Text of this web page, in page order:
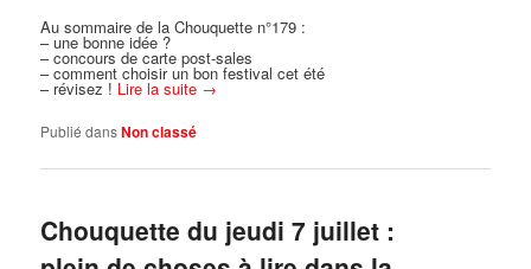
Au sommaire de la Chouquette n°179 :
– une bonne idée ?
– concours de carte post-sales
– comment choisir un bon festival cet été
– révisez ! Lire la suite →
Publié dansNon classé
Chouquette du jeudi 7 juillet :